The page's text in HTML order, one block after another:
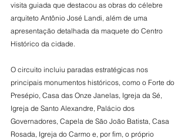
visita guiada que destacou as obras do célebre
arquiteto Antônio José Landi, além de uma
apresentação detalhada da maquete do Centro
Histórico da cidade.
O circuito incluiu paradas estratégicas nos
principais monumentos históricos, como o Forte do
Presépio, Casa das Onze Janelas, Igreja da Sé,
Igreja de Santo Alexandre, Palácio dos
Governadores, Capela de São João Batista, Casa
Rosada, Igreja do Carmo e, por fim, o próprio